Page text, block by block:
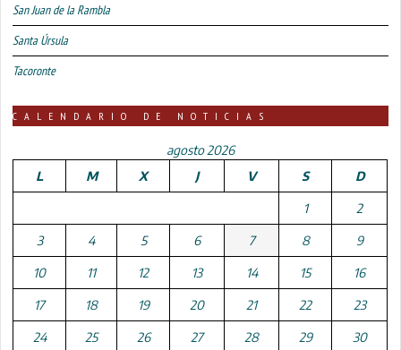
San Juan de la Rambla
Santa Úrsula
Tacoronte
CALENDARIO DE NOTICIAS
agosto 2026
L
M X J V S D
1 2
3 4 5 6 7 8 9
10 11 12 13 14 15 16
17 18 19 20 21 22 23
24 25 26 27 28 29 30